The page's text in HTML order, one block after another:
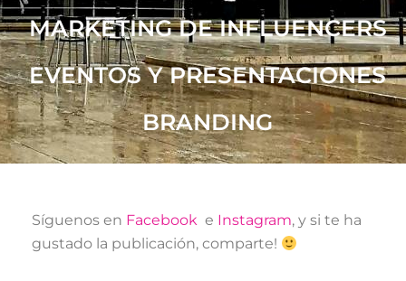
MARKETING DE INFLUENCERS
EVENTOS Y PRESENTACIONES
BRANDING
Síguenos en Facebook e Instagram, y si te ha
gustado la publicación, comparte!